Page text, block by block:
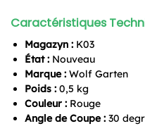
Caractéristiques
Magazyn : K03
État : Nouveau
Marque : Wolf Garten
Poids : 0,5 kg
Couleur : Rouge
Angle de Coupe : 30